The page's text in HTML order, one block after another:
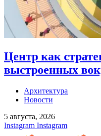
Центр как
выстроенных
Архитектура
Новости
5 августа, 2026
Instagram Instagram